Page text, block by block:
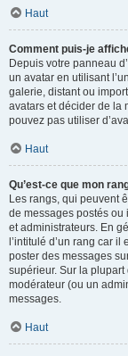
Haut
Comment puis-je
Depuis votre panneau
un avatar en utilisant
galerie, distant ou
avatars et décider de la
pouvez pas utiliser
Haut
Qu’est-ce que mon
Les rangs, qui peuvent
de messages postés ou
et administrateurs. En
l’intitulé d’un rang car
poster des messages
supérieur. Sur la
modérateur (ou un
messages.
Haut